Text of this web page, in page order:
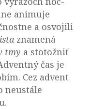
animuje
a osvojili
znamená
tmy a stotožniť
čas je
Cez advent
neustále